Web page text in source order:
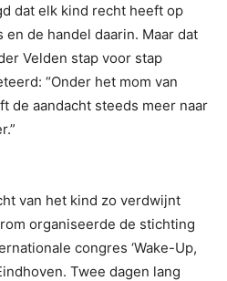
dat elk kind recht heeft op
de handel daarin. Maar dat
Velden stap voor stap
“Onder het mom van
de aandacht steeds meer naar
van het kind zo verdwijnt
organiseerde de stichting
congres ‘Wake-Up,
Twee dagen lang